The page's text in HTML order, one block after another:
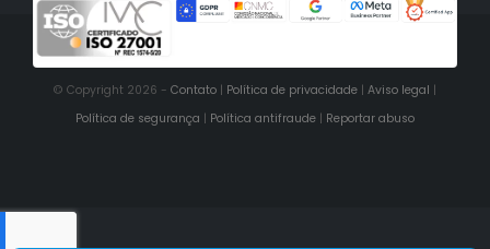
© Copyright 2026 - Contato | Política de privacidade | Aviso legal |
Política de segurança | Política antifraude | Reportar abuso